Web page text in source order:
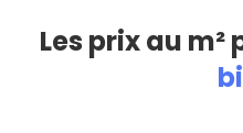
Les prix au m²